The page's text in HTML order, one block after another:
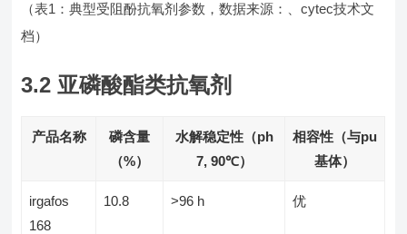
（表1：典型受阻酚抗氧剂参数，数据来源：、cytec技术文
档）
3.2 亚磷酸酯类抗氧剂
产品名称
磷含量
（%）
水解稳定性（ph
7, 90℃）
相容性（与pu
基体）
irgafos
168
10.8 >96 h 优